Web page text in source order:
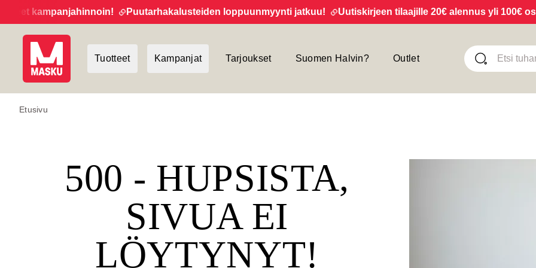
kampanjahinnoin! Puutarhakalusteiden loppuunmyynti jatkuu! Uutiskirjeen tilaajille 20€ alennus yli 100€
Tuotteet Kampanjat Tarjoukset Suomen Halvin? Outlet
Etusivu
500 - HUPSISTA,
SIVUA EI
LÖYTYNYT!